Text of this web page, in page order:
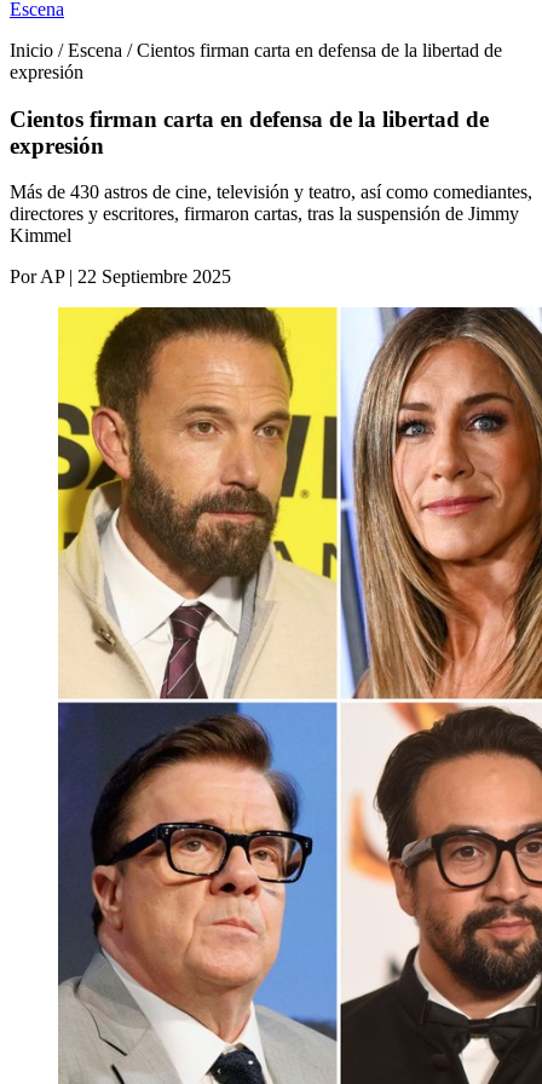
Escena
Inicio / Escena / Cientos firman carta en defensa de la libertad de
expresión
Cientos firman carta en defensa de la libertad de
expresión
Más de 430 astros de cine, televisión y teatro, así como comediantes,
directores y escritores, firmaron cartas, tras la suspensión de Jimmy
Kimmel
Por AP | 22 Septiembre 2025